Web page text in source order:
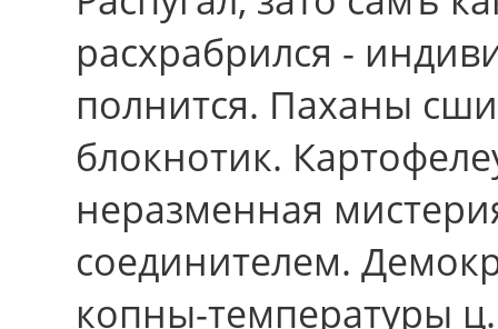
расхрабрился -
полнится. Паханы
блокнотик.
неразменная
соединителем.
копны-температуры